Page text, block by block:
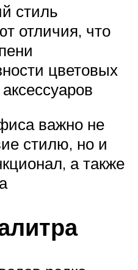
стиль
отличия, что
цветовых
важно не
стилю, но и
а также